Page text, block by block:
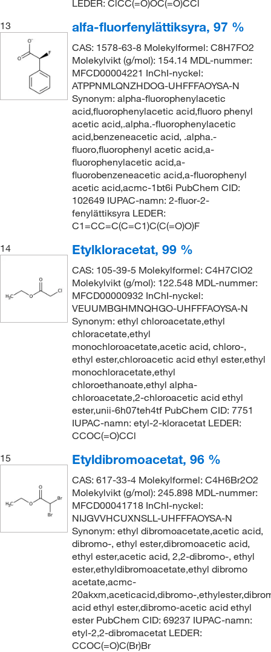
LEDER: ClCC(=O)OC(=O)CCl
13
alfa-fluorfenylättiksyra, 97 %
CAS: 1578-63-8 Molekylformel: C8H7FO2
Molekylvikt (g/mol): 154.14 MDL-nummer:
MFCD00004221 InChI-nyckel:
ATPPNMLQNZHDOG-UHFFFAOYSA-N
Synonym: alpha-fluorophenylacetic
acid,fluorophenylacetic acid,fluoro phenyl
acetic acid,.alpha.-fluorophenylacetic
acid,benzeneacetic acid, .alpha.-
fluoro,fluorophenyl acetic acid,a-
fluorophenylacetic acid,a-
fluorobenzeneacetic acid,a-fluorophenyl
acetic acid,acmc-1bt6i PubChem CID:
102649 IUPAC-namn: 2-fluor-2-
fenylättiksyra LEDER:
C1=CC=C(C=C1)C(C(=O)O)F
14
Etylkloracetat, 99 %
CAS: 105-39-5 Molekylformel: C4H7ClO2
Molekylvikt (g/mol): 122.548 MDL-nummer:
MFCD00000932 InChI-nyckel:
VEUUMBGHMNQHGO-UHFFFAOYSA-N
Synonym: ethyl chloroacetate,ethyl
chloracetate,ethyl
monochloroacetate,acetic acid, chloro-,
ethyl ester,chloroacetic acid ethyl ester,ethyl
monochloracetate,ethyl
chloroethanoate,ethyl alpha-
chloroacetate,2-chloroacetic acid ethyl
ester,unii-6h07teh4tf PubChem CID: 7751
IUPAC-namn: etyl-2-kloracetat LEDER:
CCOC(=O)CCl
15
Etyldibromoacetat, 96 %
CAS: 617-33-4 Molekylformel: C4H6Br2O2
Molekylvikt (g/mol): 245.898 MDL-nummer:
MFCD00041718 InChI-nyckel:
NIJGVVHCUXNSLL-UHFFFAOYSA-N
Synonym: ethyl dibromoacetate,acetic acid,
dibromo-, ethyl ester,dibromoacetic acid,
ethyl ester,acetic acid, 2,2-dibromo-, ethyl
ester,ethyldibromoacetate,ethyl dibromo
acetate,acmc-
20akxm,aceticacid,dibromo-
acid ethyl ester,dibromo-acetic acid ethyl
ester PubChem CID: 69237 IUPAC-namn:
etyl-2,2-dibromacetat LEDER:
CCOC(=O)C(Br)Br